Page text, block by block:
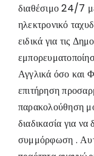
διαθέσιμο 24/7
ηλεκτρονικό
ειδικά για τις
Αγγλικά όσο και
επιτήρηση
παρακολούθηση
διαδικασία για να
συμμόρφωση .